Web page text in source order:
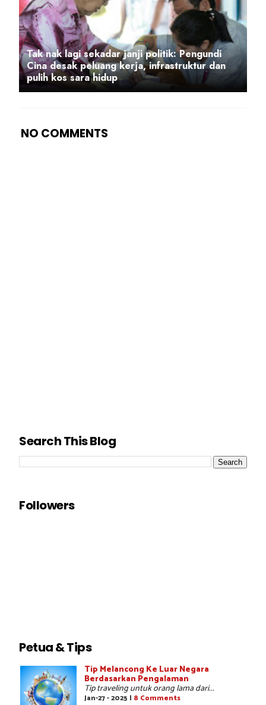
Tak nak lagi sekadar janji politik: Pengundi
Cina desak peluang kerja, infrastruktur dan
pulih kos sara hidup
NO COMMENTS
Search This Blog
Followers
Petua & Tips
Tip Melancong Ke Luar Negara
Berdasarkan Pengalaman
Tip traveling untuk orang lama dari...
Jan-27 - 2025 | 8 Comments